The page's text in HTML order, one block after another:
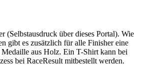
(Selbstausdruck über dieses Portal). Wie
gibt es zusätzlich für alle Finisher eine
Medaille aus Holz. Ein T-Shirt kann bei
bei RaceResult mitbestellt werden.